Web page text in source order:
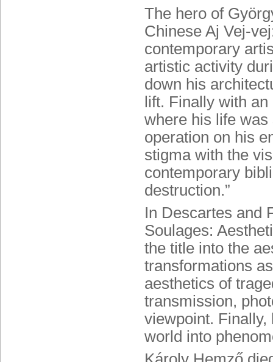
The hero of
Chinese Aj Vej-
contemporary
artistic activity
down his
lift. Finally with
where his life
operation on his
stigma with the
contemporary
destruction.”
In Descartes and
Soulages:
the title into the
transformations
aesthetics of
transmission,
viewpoint. Finally,
world into